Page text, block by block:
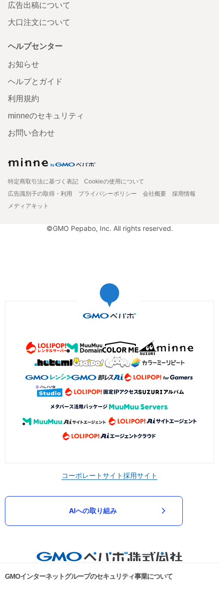
広告出稿について
大口注文について
ヘルプセンター
お知らせ
ヘルプとガイド
利用規約
minneのセキュリティ
お問い合わせ
特定商取引法に基づく表記
Cookieの使用について
広告識別子の取得・利用
プライバシーポリシー 会社概要
採用情報
メディアキット
©GMO Pepabo, Inc. All rights reserved.
コーポレートサイト採用サイト
AIへの取り組み
GMOインターネットグループのセキュリティ事業について